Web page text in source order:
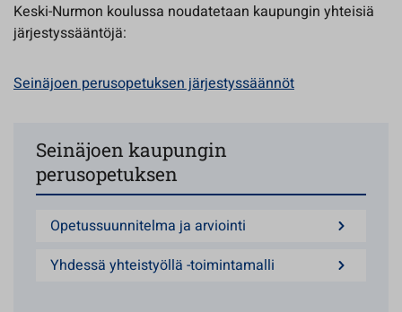
Keski-Nurmon koulussa noudatetaan kaupungin yhteisiä
järjestyssääntöjä:
Seinäjoen perusopetuksen järjestyssäännöt
Seinäjoen kaupungin
perusopetuksen
Opetussuunnitelma ja arviointi
Yhdessä yhteistyöllä -toimintamalli